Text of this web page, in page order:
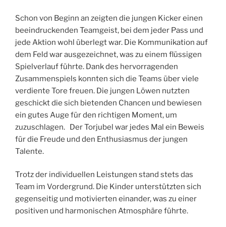
Schon von Beginn an zeigten die jungen Kicker einen
beeindruckenden Teamgeist, bei dem jeder Pass und
jede Aktion wohl überlegt war. Die Kommunikation auf
dem Feld war ausgezeichnet, was zu einem flüssigen
Spielverlauf führte. Dank des hervorragenden
Zusammenspiels konnten sich die Teams über viele
verdiente Tore freuen. Die jungen Löwen nutzten
geschickt die sich bietenden Chancen und bewiesen
ein gutes Auge für den richtigen Moment, um
zuzuschlagen. Der Torjubel war jedes Mal ein Beweis
für die Freude und den Enthusiasmus der jungen
Talente.
Trotz der individuellen Leistungen stand stets das
Team im Vordergrund. Die Kinder unterstützten sich
gegenseitig und motivierten einander, was zu einer
positiven und harmonischen Atmosphäre führte.